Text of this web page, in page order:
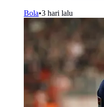
Bola•3 hari lalu